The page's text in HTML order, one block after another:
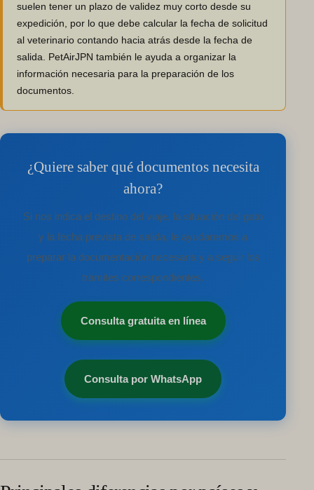
suelen tener un plazo de validez muy corto desde su
expedición, por lo que debe calcular la fecha de solicitud
al veterinario contando hacia atrás desde la fecha de
salida. PetAirJPN también le ayuda a organizar la
información necesaria para la preparación de los
documentos.
¿Quiere saber qué documentos necesita
ahora?
Si nos indica el destino del viaje, la situación del gato
y la fecha prevista de salida, le ayudaremos a
preparar la documentación necesaria y a seguir los
trámites correspondientes.
Consulta gratuita en línea
Consulta por WhatsApp